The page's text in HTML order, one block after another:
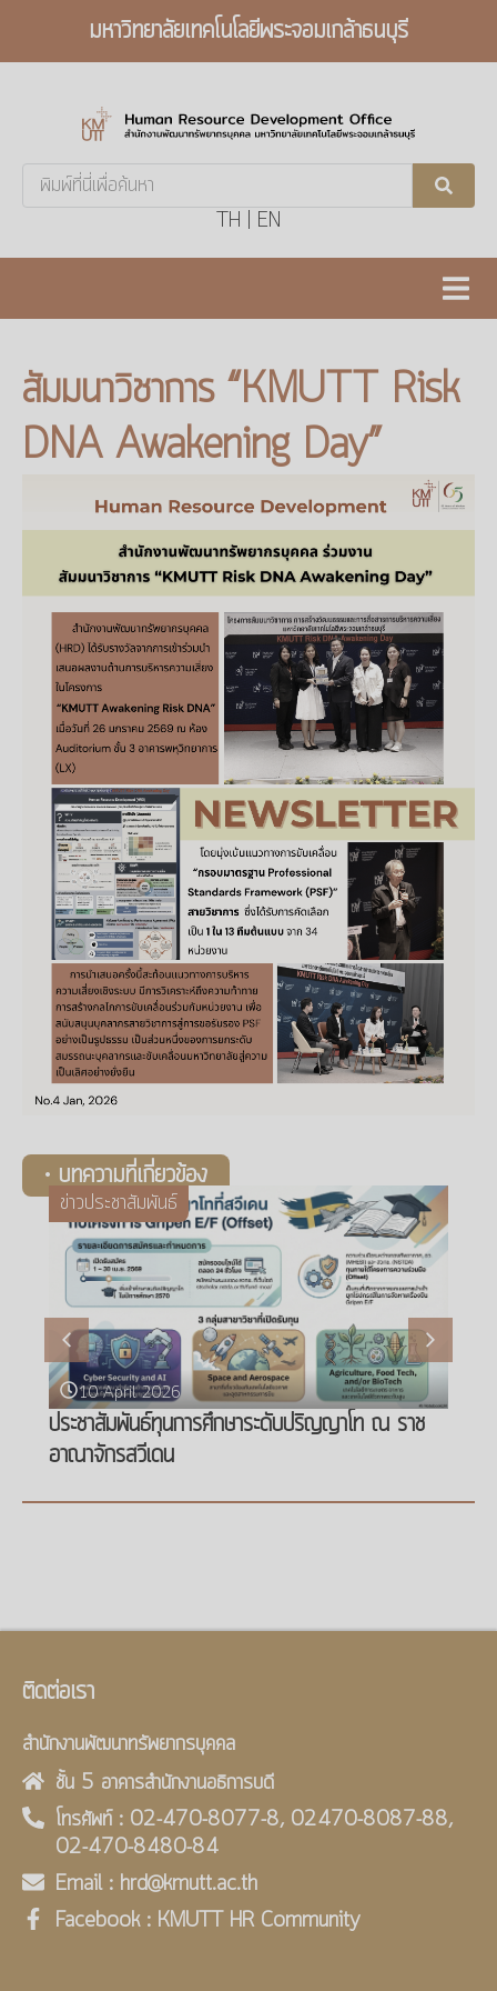
มหาวิทยาลัยเทคโนโลยีพระจอมเกล้าธนบุรี
Search
TH EN
สัมมนาวิชาการ “KMUTT Risk
DNA Awakening Day”
• บทความที่เกี่ยวข้อง
ชาสัมพันธ์
2026
มพันธ์ทุนการศึกษาระดับปริญญาโท ณ ราช
รสวีเดน
ข่าวประชา
10 April
ขอประชาสั
ติดต่อเรา
สำนักงานพัฒนาทรัพยากรบุคคล
ชั้น 5 อาคารสำนักงานอธิการบดี
โทรศัพท์ : 02-470-8077-8, 02470-8087-88,
02-470-8480-84
Email : hrd@kmutt.ac.th
Facebook : KMUTT HR Community